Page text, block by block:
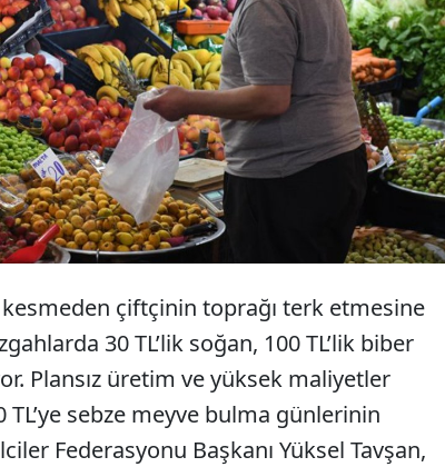
maliyetler nedeniyle bolluk tezgahlarda ucuzluk
Türkiye bu yaz hem arz sorunu hem de hava
nedeni ile özellikle patates ve soğanda krizli bir
girebilir.
çiftçinin toprağı terk etmesine
30 TL’lik soğan, 100 TL’lik biber
Plansız üretim ve yüksek maliyetler
sebze meyve bulma günlerinin
Federasyonu Başkanı Yüksel Tavşan,